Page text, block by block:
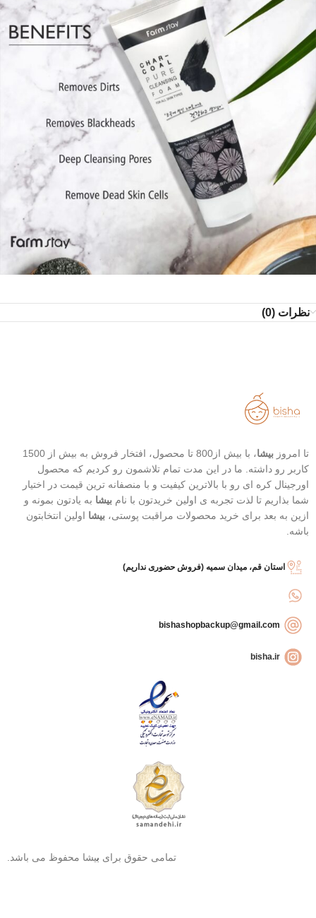
نظرات (0)
تا امروز بیشا
، با بیش از800 تا محصول، افتخار فروش به بیش از 1500
کاربر رو داشته. ما در این مدت تمام تلاشمون رو کردیم که محصول
اورجینال کره ای رو با بالاترین کیفیت و با منصفانه ترین قیمت در اختیار
شما بذاریم تا لذت تجربه ی اولین خریدتون با نام بیشا به یادتون بمونه و
ازین به بعد برای خرید محصولات مراقبت پوستی، بیشا اولین انتخابتون
باشه.
استان قم، میدان سمیه (فروش حضوری نداریم)
bisha.ir
تمامی حقوق برای بیشا محفوظ می باشد.